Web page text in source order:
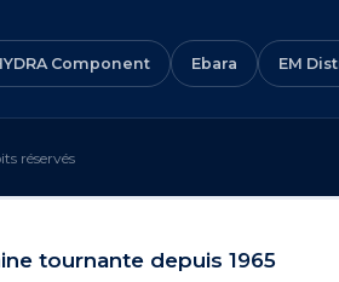
Component Ebara EM
réservés
tournante depuis 1965